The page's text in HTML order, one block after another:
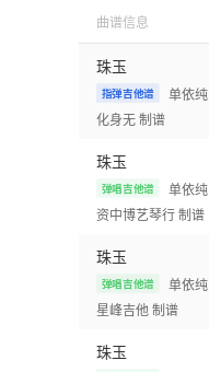
曲谱信息
珠玉
指弹吉他谱 单依纯
化身无制谱
珠玉
弹唱吉他谱 单依纯
资中博艺琴行制谱
珠玉
弹唱吉他谱 单依纯
星峰吉他制谱
珠玉